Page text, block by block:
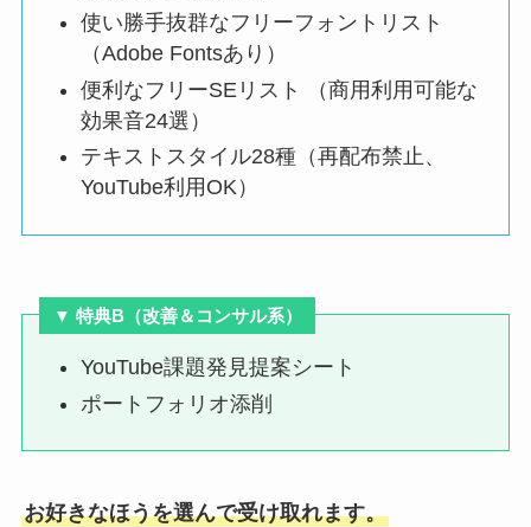
使い勝手抜群なフリーフォントリスト
（Adobe Fontsあり）
便利なフリーSEリスト （商用利用可能な
効果音24選）
テキストスタイル28種（再配布禁止、
YouTube利用OK）
▼ 特典B（改善＆コンサル系）
YouTube課題発見提案シート
ポートフォリオ添削
お好きなほうを選んで受け取れます。